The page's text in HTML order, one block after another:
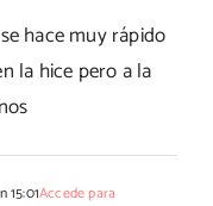
hace muy rápido
la hice pero a la
15:01Accede para